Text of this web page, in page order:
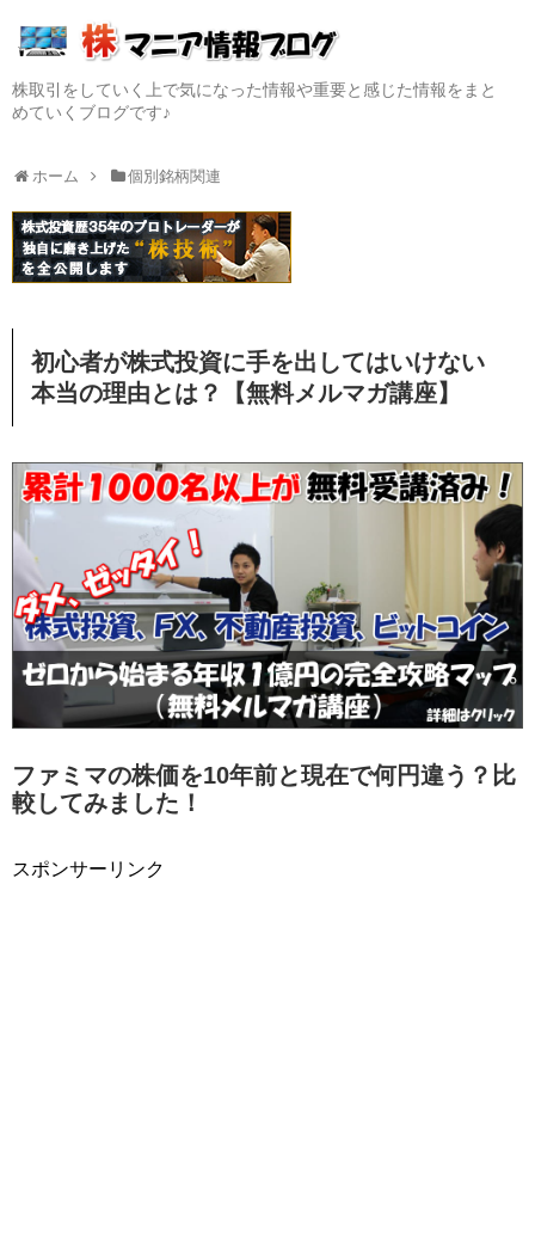
株取引をしていく上で気になった情報や重要と感じた情報をまと
めていくブログです♪
ホーム 個別銘柄関連
初心者が株式投資に手を出してはいけない
本当の理由とは？【無料メルマガ講座】
ファミマの株価を10年前と現在で何円違う？比
較してみました！
スポンサーリンク